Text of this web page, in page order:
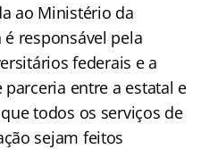
ao Ministério da
é responsável pela
federais e a
entre a estatal e
todos os serviços de
sejam feitos